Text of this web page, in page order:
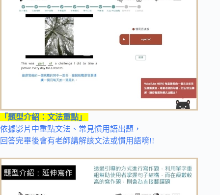
「題型介紹：文法重點」
依據影片中重點文法、常見慣用語出題，
回答完畢後會有老師講解該文法或慣用語唷!!